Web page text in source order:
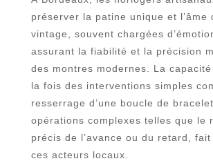
préserver la patine unique et l’âme
vintage, souvent chargées
assurant la fiabilité et la précision
des montres modernes. La
la fois des interventions simples
resserrage d’une boucle de
opérations complexes telles que le
précis de l’avance ou du retard,
ces acteurs locaux.